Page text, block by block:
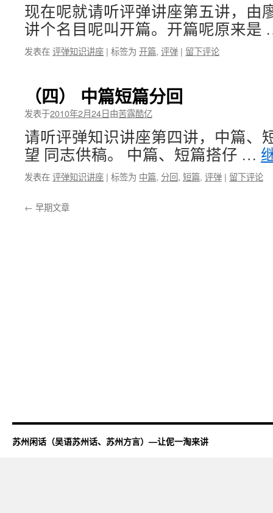
现在呢就请听评弹讲座第五讲，由
讲个名目呢叫开篇。开篇呢原来
发表在评弹知识讲座 | 标签为 开篇, 评弹 | 留下评论
（四） 中篇短篇分回
发表于2010年2月24日由苦露酷亿
请听评弹知识讲座第四讲，中篇、
望 同志供稿。 中篇、短篇搭仔 …
发表在评弹知识讲座 | 标签为 中篇, 分回, 短篇, 评弹 | 留下评论
← 早期文章
苏州闲话（吴语苏州话、苏州方言）—让伲一淘来讲